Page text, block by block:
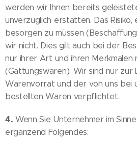
werden wir Ihnen bereits
unverzüglich erstatten. Das
besorgen zu müssen
wir nicht. Dies gilt auch bei der
nur ihrer Art und ihren Merkmalen
(Gattungswaren). Wir sind nur zur
Warenvorrat und der von uns bei
bestellten Waren verpflichtet.
4. Wenn Sie Unternehmer im
ergänzend Folgendes: